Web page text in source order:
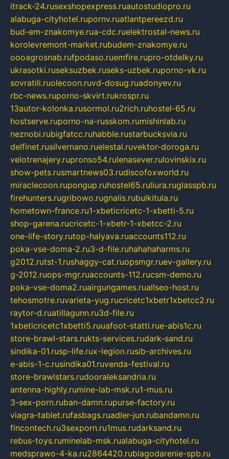
itrack-24.rusexshopexpress.ruautostudiopro.ru
alabuga-cityhotel.rupornv.ruatlantpereezd.ru
bud-em-znakomye.rua-cdc.ruelektrostal-news.ru
korolevremont-market.rubudem-znakomye.ru
oooagrosnab.rufpodaso.ruemfire.rupro-otdelky.ru
ukrasotki.ruseksuzbek.ruseks-uzbek.ruporno-vk.ru
sovratili.ruolecoon.ruvd-dosug.ruadonyev.ru
rbc-news.ruporno-skvirt.rukrospr.ru
13autor-kolonka.rusormol.ru2rich.ruhostel-65.ru
hostserve.ruporno-na-russkom.rumishinlab.ru
neznobi.rubigfatcc.ruhabble.rustarbucksvia.ru
delfinet.rusilvernano.ruelestal.ruvektor-doroga.ru
velotrenajery.rupronso54.rulenasever.rulovinskix.ru
show-pets.rusmartnews03.rudiscofoxworld.ru
miraclecoon.rupongup.ruhostel65.ruliura.ruglasspb.ru
firehunters.rugribowo.rugnalis.rubulkitula.ru
hometown-france.ru1-xbeticricetc-1-xbetti-5.ru
shop-garena.rucricetc-1-xbetr-1-xbetcc-2.ru
one-life-story.rutop-halyava.ruaccounts112.ru
poka-vse-doma-2.ru3-d-file.ruhahahaharms.ru
g2012.rutst-1.rushaggy-cat.ruopsmgr.ruev-gallery.ru
g-2012.ruops-mgr.ruaccounts-112.rucsm-demo.ru
poka-vse-doma2.ruairgungames.ruallseo-host.ru
tehosmotre.ruvarieta-yug.rucricetc1xbetr1xbetcc2.ru
raytor-d.ruatillagunn.ru3d-file.ru
1xbeticricetc1xbetti5.ruuafoot-statti.rue-abis1c.ru
store-brawl-stars.rukts-services.rudark-sand.ru
sindika-01.rusp-life.rux-legion.rusib-archives.ru
e-abis-1-c.rusindika01.ruvenda-festival.ru
store-brawlstars.rudooraleksandria.ru
antenna-highly.rumine-lab-msk.ru1-mus.ru
3-sex-porn.ruban-damn.rupurse-factory.ru
viagra-tablet.rufasbags.ruadler-jun.rubandamn.ru
fincontech.ru3sexporn.ru1mus.rudarksand.ru
rebus-toys.ruminelab-msk.rualabuga-cityhotel.ru
medsprawo-4-ka.ru2864420.rublagodarenie-spb.ru